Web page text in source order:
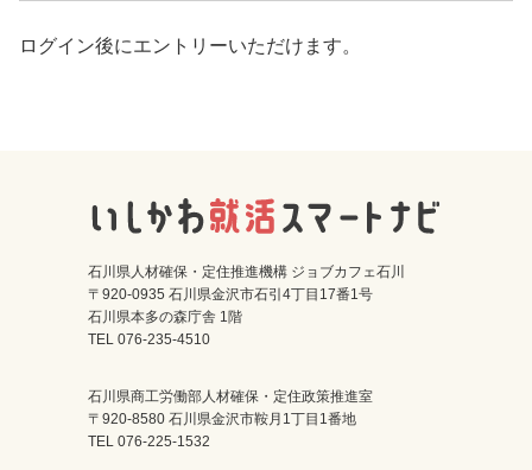
ログイン後にエントリーいただけます。
石川県人材確保・定住推進機構 ジョブカフェ石川
〒920-0935 石川県金沢市石引4丁目17番1号
石川県本多の森庁舎 1階
TEL 076-235-4510
石川県商工労働部人材確保・定住政策推進室
〒920-8580 石川県金沢市鞍月1丁目1番地
TEL 076-225-1532